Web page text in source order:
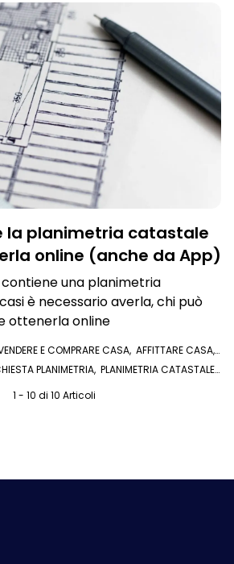
la planimetria catastale
online (anche da App)
una planimetria
è necessario averla, chi può
ottenerla online
E COMPRARE CASA, AFFITTARE CASA,
,PLANIMETRIA CATASTALE
PLANIMETRIA, PLANIMETRIA CATASTALE
1 - 10 di 10 Articoli